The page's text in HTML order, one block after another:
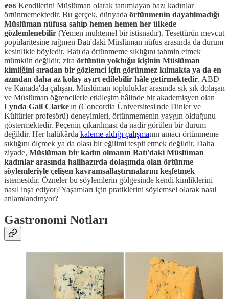
#08 Kendilerini Müslüman olarak tanımlayan bazı kadınlar
örtünmemektedir. Bu gerçek, dünyada örtünmenin dayatılmadığı
Müslüman nüfusa sahip hemen hemen her ülkede
gözlemlenebilir (Yemen muhtemel bir istisnadır). Tesettürün mevcut
popülaritesine rağmen Batı'daki Müslüman nüfus arasında da durum
kesinlikle böyledir. Batı'da örtünmeme sıklığını tahmin etmek
mümkün değildir, zira örtünün yokluğu kişinin Müslüman
kimliğini sıradan bir gözlemci için görünmez kılmakta ya da en
azından daha az kolay ayırt edilebilir hâle getirmektedir. ABD
ve Kanada'da çalışan, Müslüman topluluklar arasında sık sık dolaşan
ve Müslüman öğrencilerle etkileşim hâlinde bir akademisyen olan
Lynda Gail Clarke'ın (Concordia Üniversitesi'nde Dinler ve
Kültürler profesörü) deneyimleri, örtünmemenin yaygın olduğunu
göstermektedir. Peçenin çıkarılması da nadir görülen bir durum
değildir. Her halükârda kaleme aldığı çalışmanın amacı örtünmeme
sıklığını ölçmek ya da olası bir eğilimi tespit etmek değildir. Daha
ziyade, Müslüman bir kadın olmanın Batı'daki Müslüman
kadınlar arasında halihazırda dolaşımda olan örtünme
söylemleriyle çelişen kavramsallaştırmalarını keşfetmek
istemesidir. Özneler bu söylemlerin gölgesinde kendi kimliklerini
nasıl inşa ediyor? Yaşamları için pratiklerini söylemsel olarak nasıl
anlamlandırıyor?
Gastronomi Notları